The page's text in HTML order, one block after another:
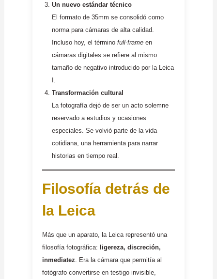
Un nuevo estándar técnico
El formato de 35mm se consolidó como
norma para cámaras de alta calidad.
Incluso hoy, el término full-frameen
cámaras digitales se refiere al mismo
tamaño de negativo introducido por la Leica
I.
Transformación cultural
La fotografía dejó de ser un acto solemne
reservado a estudios y ocasiones
especiales. Se volvió parte de la vida
cotidiana, una herramienta para narrar
historias en tiempo real.
Filosofía detrás de
la Leica
Más que un aparato, la Leica representó una
filosofía fotográfica: ligereza, discreción,
inmediatez . Era la cámara que permitía al
fotógrafo convertirse en testigo invisible,